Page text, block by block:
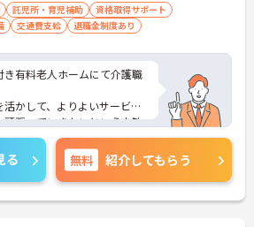
託児所・育児補助
資格取得サポート
交通費支給 退職金制度あり
有料老人ホームにて介護職
かして、よりよいサービ
張っていきたいという方歓
あることはもちろん、働き
していますので、仕事もプ
る職場です♪
度マイナビまでお問い合わ
る 無料 紹介してもらう